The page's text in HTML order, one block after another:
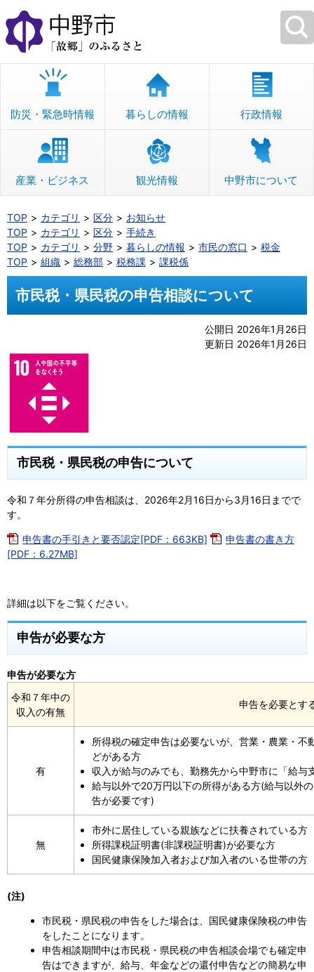
本
文
へ
移
防災・緊急時情報 暮らしの情報 行政情報
産業・ビジネス 観光情報 中野市について
TOP カテゴリ 区分
お知らせ
TOP
カテゴリ 区分
手続き
TOP
カテゴリ 分野 暮らしの情報 市民の窓口
税金
TOP
組織 総務部 税務課 課税係
市民税・県民税の申告相談について
公開日 2026年1月26日
更新日 2026年1月26日
市民税・県民税の申告について
令和７年分所得の申告相談は、2026年2月16日から3月16日までで
す。
申告書の手引きと要否認定[PDF：663KB]
申告書の書き方
[PDF：6.27MB]
詳細は以下をご覧ください。
申告が必要な方
令和７年中の
収入の有無
申告を必要とす
申告が必要な方
有
所得税の確定申告は必要ないが、営業・農業・
どがある方
収入が給与のみでも、勤務先から中野市に「給与
給与以外で20万円以下の所得がある方(給与以外
告が必要です)
無
市外に居住している親族などに扶養されている方
所得課税証明書(非課税証明書)が必要な方
国民健康保険加入者および加入者のいる世帯の方
(注)
市民税・県民税の申告をした場合は、国民健康保険税の申告
をしたことになります。
申告相談期間中は市民税・県民税の申告相談会場でも確定申
告はできますが、給与、年金などの還付申告などの簡易な申